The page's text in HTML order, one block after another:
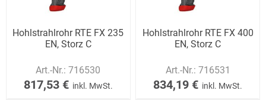
Hohlstrahlrohr RTE FX 235
EN, Storz C
Art.-Nr.:716530
817,53 € inkl. MwSt.
Hohlstrahlrohr RTE FX 400
EN, Storz C
Art.-Nr.: 716531
834,19 € inkl. MwSt.